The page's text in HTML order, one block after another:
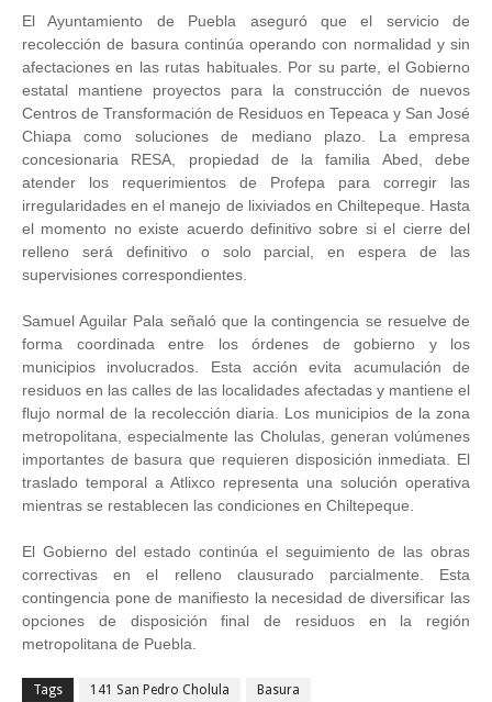
El Ayuntamiento de Puebla aseguró que el servicio de
recolección de basura continúa operando con normalidad y sin
afectaciones en las rutas habituales. Por su parte, el Gobierno
estatal mantiene proyectos para la construcción de nuevos
Centros de Transformación de Residuos en Tepeaca y San José
Chiapa como soluciones de mediano plazo. La empresa
concesionaria RESA, propiedad de la familia Abed, debe
atender los requerimientos de Profepa para corregir las
irregularidades en el manejo de lixiviados en Chiltepeque. Hasta
el momento no existe acuerdo definitivo sobre si el cierre del
relleno será definitivo o solo parcial, en espera de las
supervisiones correspondientes.
Samuel Aguilar Pala señaló que la contingencia se resuelve de
forma coordinada entre los órdenes de gobierno y los
municipios involucrados. Esta acción evita acumulación de
residuos en las calles de las localidades afectadas y mantiene el
flujo normal de la recolección diaria. Los municipios de la zona
metropolitana, especialmente las Cholulas, generan volúmenes
importantes de basura que requieren disposición inmediata. El
traslado temporal a Atlixco representa una solución operativa
mientras se restablecen las condiciones en Chiltepeque.
El Gobierno del estado continúa el seguimiento de las obras
correctivas en el relleno clausurado parcialmente. Esta
contingencia pone de manifiesto la necesidad de diversificar las
opciones de disposición final de residuos en la región
metropolitana de Puebla.
Tags 141 San Pedro Cholula Basura